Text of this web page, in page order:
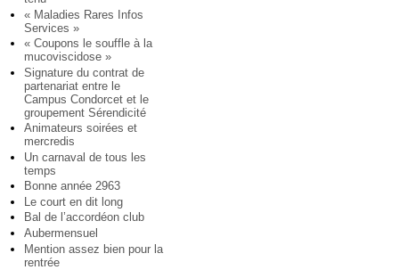
« Maladies Rares Infos
Services »
« Coupons le souffle à la
mucoviscidose »
Signature du contrat de
partenariat entre le
Campus Condorcet et le
groupement Sérendicité
Animateurs soirées et
mercredis
Un carnaval de tous les
temps
Bonne année 2963
Le court en dit long
Bal de l’accordéon club
Aubermensuel
Mention assez bien pour la
rentrée